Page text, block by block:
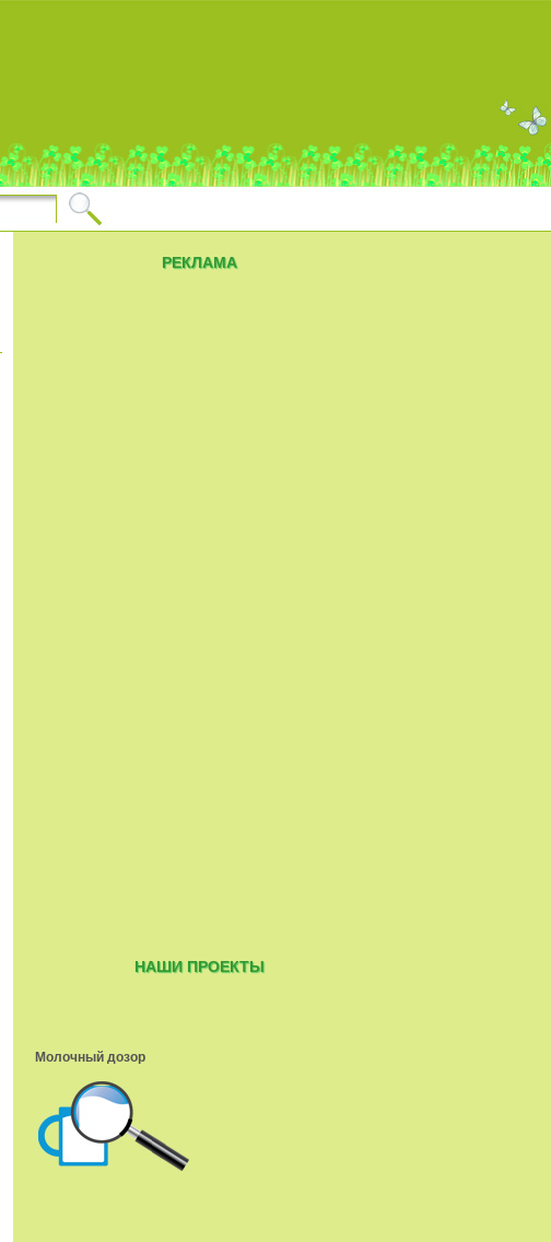
РЕКЛАМА
НАШИ ПРОЕКТЫ
Молочный дозор